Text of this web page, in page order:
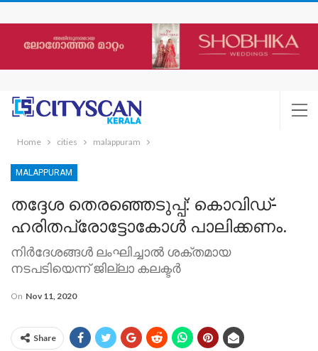
Home cities malappuram
MALAPPURAM
തദ്ദേശ തെരഞ്ഞെടുപ്പ്: കൊവിഡ്-
ഹരിതപ്രോട്ടോകോള്‍ പാലിക്കണം.
നിര്‍ദേശങ്ങള്‍ ലംഘിച്ചാല്‍ ശക്തമായ
നടപടിയെന്ന് ജില്ലാ കലക്ടര്‍
On Nov 11, 2020
Share